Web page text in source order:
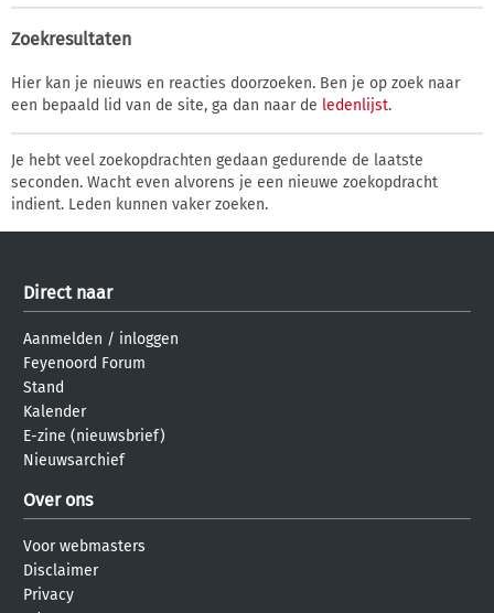
Zoekresultaten
Hier kan je nieuws en reacties doorzoeken. Ben je op zoek naar
een bepaald lid van de site, ga dan naar de ledenlijst.
Je hebt veel zoekopdrachten gedaan gedurende de laatste
seconden. Wacht even alvorens je een nieuwe zoekopdracht
indient. Leden kunnen vaker zoeken.
Direct naar
Aanmelden / inloggen
Feyenoord Forum
Stand
Kalender
E-zine (nieuwsbrief)
Nieuwsarchief
Over ons
Voor webmasters
Disclaimer
Privacy